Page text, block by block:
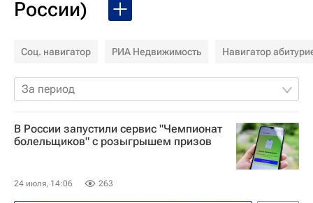
России)
Соц. навигатор РИА Недвижимость Навигатор
За период
В России запустили сервис "Чемпионат
болельщиков" с розыгрышем призов
24 июля, 14:06 263